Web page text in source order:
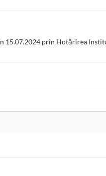
prin Hotărîrea